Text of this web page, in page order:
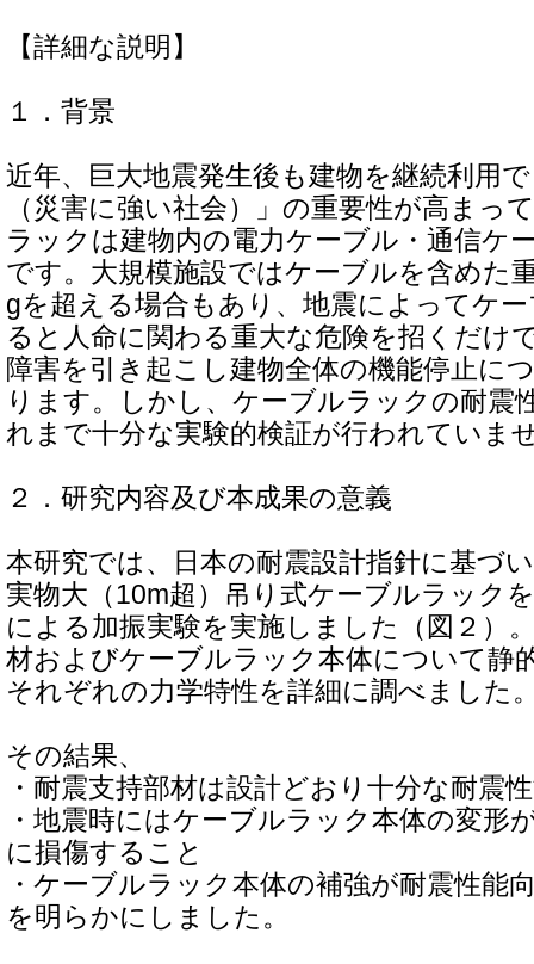
【詳細な説明】
１．背景
近年、巨大地震発生後も建物を継続利用
（災害に強い社会）」の重要性が高まっ
ラックは建物内の電力ケーブル・通信ケ
です。大規模施設ではケーブルを含めた
gを超える場合もあり、地震によってケ
ると人命に関わる重大な危険を招くだけ
障害を引き起こし建物全体の機能停止に
ります。しかし、ケーブルラックの耐震
れまで十分な実験的検証が行われていま
２．研究内容及び本成果の意義
本研究では、日本の耐震設計指針に基づ
実物大（10m超）吊り式ケーブルラック
による加振実験を実施しました（図２）
材およびケーブルラック本体について静
それぞれの力学特性を詳細に調べました
その結果、
・耐震支持部材は設計どおり十分な耐震
・地震時にはケーブルラック本体の変形
に損傷すること
・ケーブルラック本体の補強が耐震性能
を明らかにしました。